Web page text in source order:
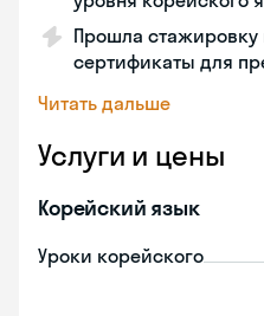
Прошла стажировку
сертификаты для
Читать дальше
Услуги и цены
Корейский язык
Уроки корейского